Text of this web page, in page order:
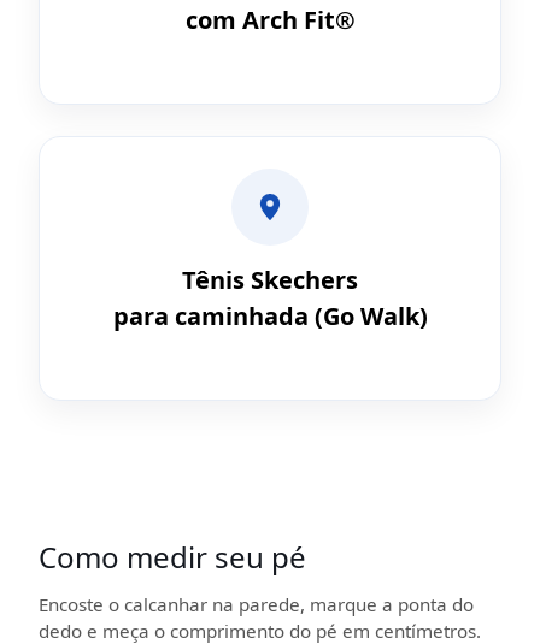
com Arch Fit®
Tênis Skechers
para caminhada (Go Walk)
Como medir seu pé
Encoste o calcanhar na parede, marque a ponta do
dedo e meça o comprimento do pé em centímetros.